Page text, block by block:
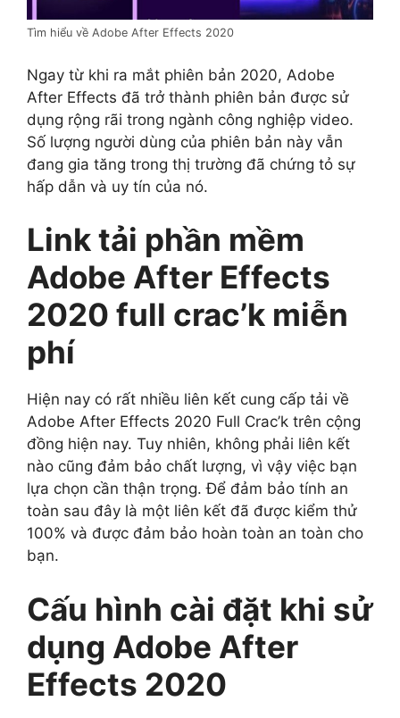
Tìm hiểu về Adobe After Effects 2020
Ngay từ khi ra mắt phiên bản 2020, Adobe
After Effects đã trở thành phiên bản được sử
dụng rộng rãi trong ngành công nghiệp video.
Số lượng người dùng của phiên bản này vẫn
đang gia tăng trong thị trường đã chứng tỏ sự
hấp dẫn và uy tín của nó.
Link tải phần mềm
Adobe After Effects
2020 full crac’k miễn
phí
Hiện nay có rất nhiều liên kết cung cấp tải về
Adobe After Effects 2020 Full Crac’k trên cộng
đồng hiện nay. Tuy nhiên, không phải liên kết
nào cũng đảm bảo chất lượng, vì vậy việc bạn
lựa chọn cần thận trọng. Để đảm bảo tính an
toàn sau đây là một liên kết đã được kiểm thử
100% và được đảm bảo hoàn toàn an toàn cho
bạn.
Cấu hình cài đặt khi sử
dụng Adobe After
Effects 2020